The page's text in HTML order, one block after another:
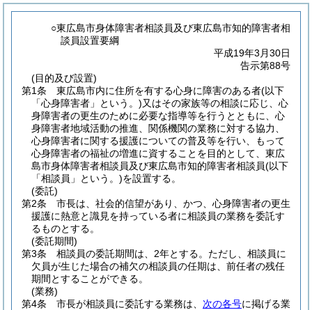
○東広島市身体障害者相談員及び東広島市知的障害者相
談員設置要綱
平成19年3月30日
告示第88号
(目的及び設置)
第1条
東広島市内に住所を有する心身に障害のある者(以下
「心身障害者」という。)又はその家族等の相談に応じ、心
身障害者の更生のために必要な指導等を行うとともに、心
身障害者地域活動の推進、関係機関の業務に対する協力、
心身障害者に関する援護についての普及等を行い、もって
心身障害者の福祉の増進に資することを目的として、東広
島市身体障害者相談員及び東広島市知的障害者相談員(以下
「相談員」という。)を設置する。
(委託)
第2条
市長は、社会的信望があり、かつ、心身障害者の更生
援護に熱意と識見を持っている者に相談員の業務を委託す
るものとする。
(委託期間)
第3条
相談員の委託期間は、2年とする。 ただし、相談員に
欠員が生じた場合の補欠の相談員の任期は、前任者の残任
期間とすることができる。
(業務)
第4条
市長が相談員に委託する業務は、 次の各号に掲げる業